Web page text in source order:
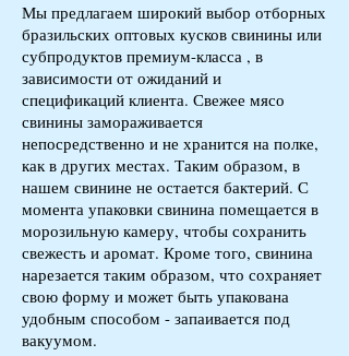
Мы предлагаем широкий выбор отборных
бразильских оптовых кусков свинины или
субпродуктов премиум-класса , в
зависимости от ожиданий и
спецификаций клиента. Свежее мясо
свинины замораживается
непосредственно и не хранится на полке,
как в других местах. Таким образом, в
нашем свинине не остается бактерий. С
момента упаковки свинина помещается в
морозильную камеру, чтобы сохранить
свежесть и аромат. Кроме того, свинина
нарезается таким образом, что сохраняет
свою форму и может быть упакована
удобным способом - запаивается под
вакуумом.